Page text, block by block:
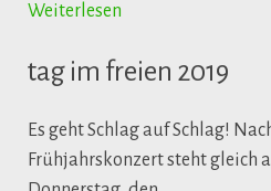
Weiterlesen
tag im freien 2019
Es geht Schlag auf Schlag!
Frühjahrskonzert steht gleich